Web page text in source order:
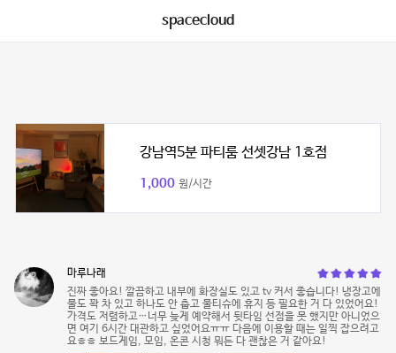
spacecloud
강남역5분 파티룸 선셋강남 1호점
1,000 원/시간
마루나래
진짜 좋아요! 깔끔하고 내부에 화장실도 있고 tv 커서 좋습니다! 냉장고에
물도 꽉 차 있고 하나도 안 춥고 물티슈에 휴지 등 필요한 거 다 있었어요!
가격도 저렴하고…너무 늦게 예약해서 뒷타임 선점을 못 했지만 아니었으
면 여기 6시간 대관하고 싶었어요ㅠㅠ 다음에 이용할 때는 일찍 잡으려고
요ㅎㅎ 보드게임, 모임, 온콘 시청 뭐든 다 괜찮은 거 같아요!